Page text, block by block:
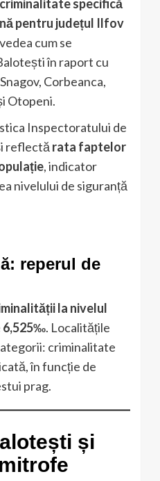
specifică
pentru județul Ilfov
cum se
în raport cu
Corbeanca,
Otopeni.
Inspectoratului de
reflectă rata faptelor
, indicator
nivelului de siguranță
reperul de
la nivelul
6,525‰. Localitățile
criminalitate
în funcție de
prag.
și